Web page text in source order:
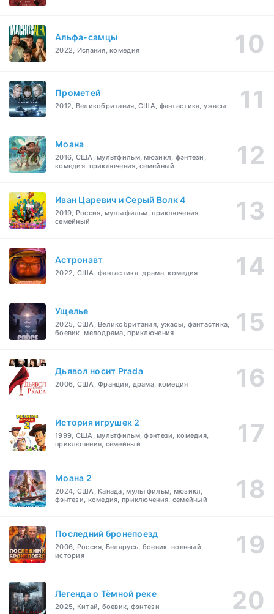
Альфа-самцы
2022, Испания, комедия
Прометей
2012, Великобритания, США, фантастика, ужасы
Моана
2016, США, мультфильм, мюзикл, фэнтези,
комедия, приключения, семейный
Иван Царевич и Серый Волк 4
2019, Россия, мультфильм, приключения,
семейный
Астронавт
2022, США, фантастика, драма, комедия
Ущелье
2025, США, Великобритания, ужасы, фантастика,
боевик, мелодрама, приключения
Дьявол носит Prada
2006, США, Франция, драма, комедия
История игрушек 2
1999, США, мультфильм, фэнтези, комедия,
приключения, семейный
Моана 2
2024, США, Канада, мультфильм, мюзикл,
фэнтези, комедия, приключения, семейный
Последний бронепоезд
2006, Россия, Беларусь, боевик, военный,
история
Легенда о Тёмной реке
2025, Китай, боевик, фэнтези